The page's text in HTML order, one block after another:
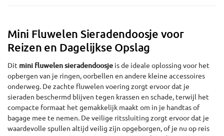
Mini Fluwelen Sieradendoosje voor
Reizen en Dagelijkse Opslag
Dit mini fluwelen sieradendoosje is de ideale oplossing voor het
opbergen van je ringen, oorbellen en andere kleine accessoires
onderweg. De zachte fluwelen voering zorgt ervoor dat je
sieraden beschermd blijven tegen krassen en schade, terwijl het
compacte formaat het gemakkelijk maakt om in je handtas of
bagage mee te nemen. De veilige ritssluiting zorgt ervoor dat je
waardevolle spullen altijd veilig zijn opgeborgen, of je nu op reis